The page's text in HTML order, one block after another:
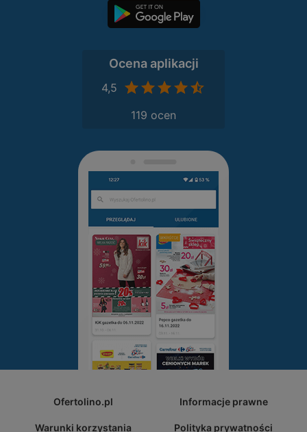
Ocena aplikacji
4,5
119 ocen
Ofertolino.pl Informacje prawne
Warunki korzystania Polityka prywatności